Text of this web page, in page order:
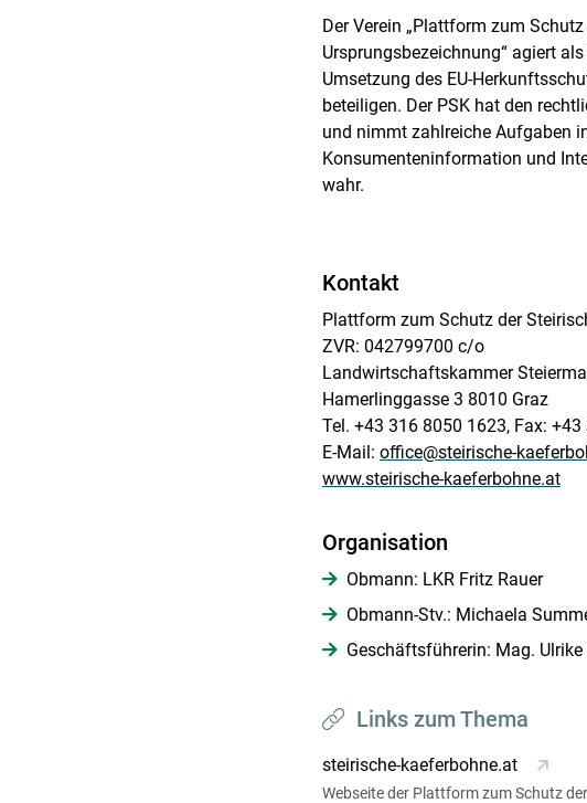
Der Verein „Plattform zum
Ursprungsbezeichnung“ agiert
Umsetzung des EU-
beteiligen. Der PSK hat den
und nimmt zahlreiche Aufgaben
Konsumenteninformation und
wahr.
Kontakt
Plattform zum Schutz der
ZVR: 042799700 c/o
Landwirtschaftskammer
Hamerlinggasse 3 8010 Graz
Tel. +43 316 8050 1623, Fax:
E-Mail: office@steirische-
www.steirische-kaeferbohne.at
Organisation
Obmann: LKR Fritz Rauer
Obmann-Stv.: Michaela
Geschäftsführerin: Mag.
Links zum Thema
steirische-kaeferbohne.at
Webseite der Plattform zum Schutz